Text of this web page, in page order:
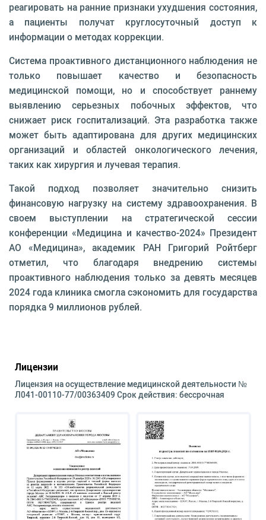
реагировать на ранние признаки ухудшения состояния,
а пациенты получат круглосуточный доступ к
информации о методах коррекции.
Система проактивного дистанционного наблюдения не
только повышает качество и безопасность
медицинской помощи, но и способствует раннему
выявлению серьезных побочных эффектов, что
снижает риск госпитализаций. Эта разработка также
может быть адаптирована для других медицинских
организаций и областей онкологического лечения,
таких как хирургия и лучевая терапия.
Такой подход позволяет значительно снизить
финансовую нагрузку на систему здравоохранения. В
своем выступлении на стратегической сессии
конференции «Медицина и качество-2024» Президент
АО «Медицина», академик РАН Григорий Ройтберг
отметил, что благодаря внедрению системы
проактивного наблюдения только за девять месяцев
2024 года клиника смогла сэкономить для государства
порядка 9 миллионов рублей.
Лицензии
Лицензия на осуществление медицинской деятельности №
Л041-00110-77/00363409 Срок действия: бессрочная